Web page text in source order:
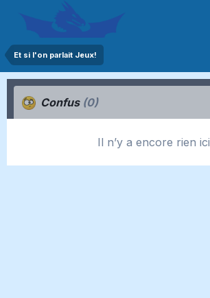
Et si l'on parlait Jeux!
Confus (0)
Il n’y a encore rien ici